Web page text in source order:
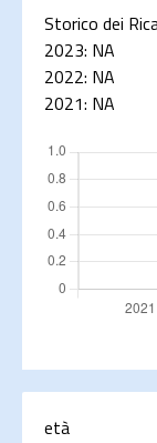
Storico dei
2023: NA
2022: NA
2021: NA
età